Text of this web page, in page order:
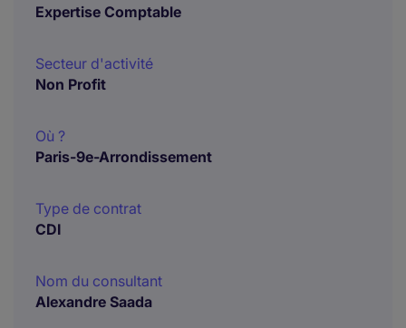
Expertise Comptable
Secteur d'activité
Non Profit
Où ?
Paris-9e-Arrondissement
Type de contrat
CDI
Nom du consultant
Alexandre Saada